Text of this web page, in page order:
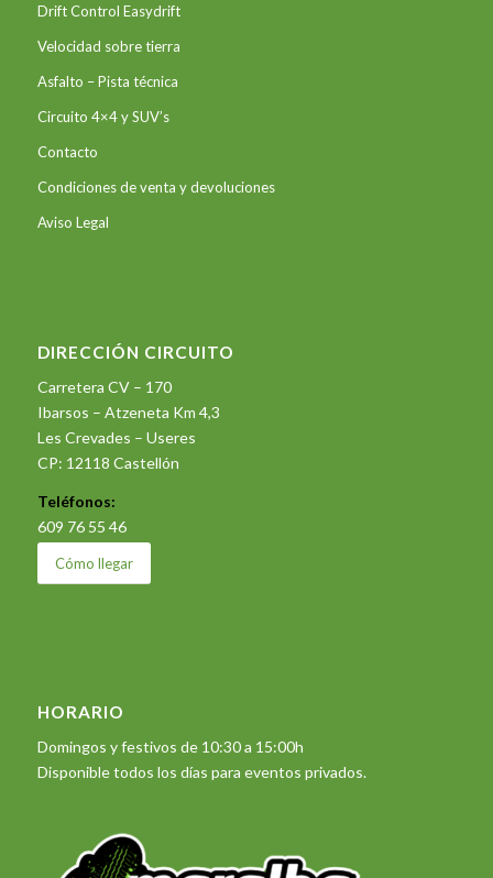
Drift Control Easydrift
Velocidad sobre tierra
Asfalto – Pista técnica
Circuito 4×4 y SUV’s
Contacto
Condiciones de venta y devoluciones
Aviso Legal
DIRECCIÓN CIRCUITO
Carretera CV – 170
Ibarsos – Atzeneta Km 4,3
Les Crevades – Useres
CP: 12118 Castellón
Teléfonos:
609 76 55 46
Cómo llegar
HORARIO
Domingos y festivos de 10:30 a 15:00h
Disponible todos los días para eventos privados.